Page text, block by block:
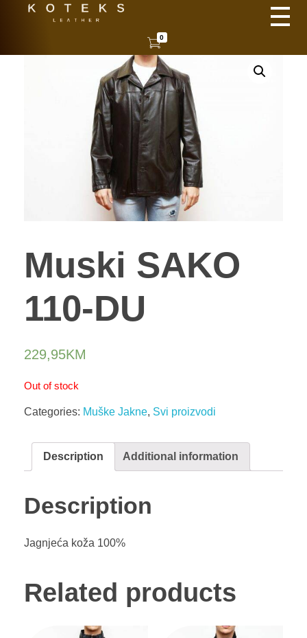
0
Muski SAKO
110-DU
229,95KM
Out of stock
Categories: Muške Jakne, Svi proizvodi
Description Additional information
Description
Jagnjeća koža 100%
Related products